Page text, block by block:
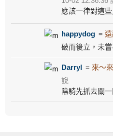
應該一律對這
happydog =
破而後立，未
Darryl = 來～
說
陰騎先抓去關一